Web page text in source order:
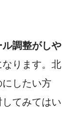
調整がしや
ります。北
したい方
てみてはい